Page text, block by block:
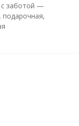
с заботой —
подарочная,